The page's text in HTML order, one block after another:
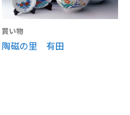
買い物
陶磁の里 有田